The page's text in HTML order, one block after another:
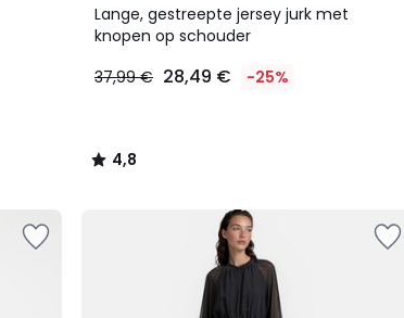
Lange, gestreepte jersey jurk met
knopen op schouder
37,99 € 28,49 € -25%
/ 5
4,8
/